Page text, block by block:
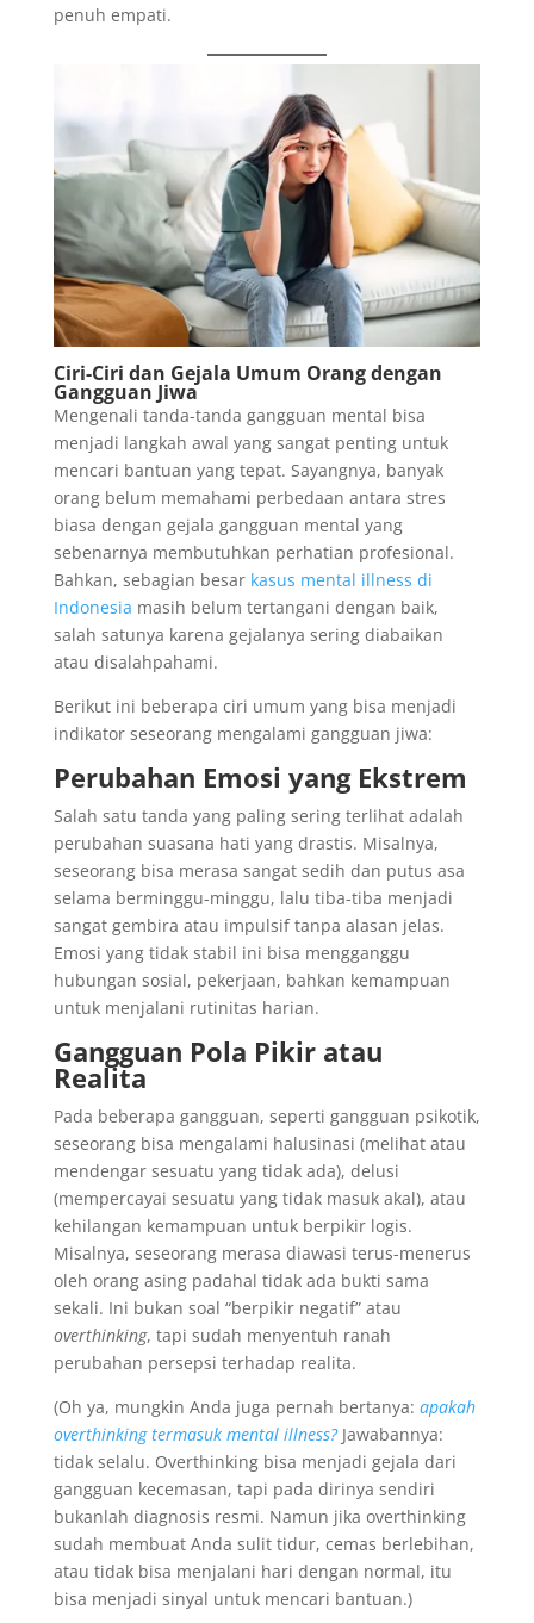
penuh empati.
Ciri-Ciri dan Gejala Umum Orang dengan
Gangguan Jiwa
Mengenali tanda-tanda gangguan mental bisa
menjadi langkah awal yang sangat penting untuk
mencari bantuan yang tepat. Sayangnya, banyak
orang belum memahami perbedaan antara stres
biasa dengan gejala gangguan mental yang
sebenarnya membutuhkan perhatian profesional.
Bahkan, sebagian besar kasus mental illness di
Indonesia masih belum tertangani dengan baik,
salah satunya karena gejalanya sering diabaikan
atau disalahpahami.
Berikut ini beberapa ciri umum yang bisa menjadi
indikator seseorang mengalami gangguan jiwa:
Perubahan Emosi yang Ekstrem
Salah satu tanda yang paling sering terlihat adalah
perubahan suasana hati yang drastis. Misalnya,
seseorang bisa merasa sangat sedih dan putus asa
selama berminggu-minggu, lalu tiba-tiba menjadi
sangat gembira atau impulsif tanpa alasan jelas.
Emosi yang tidak stabil ini bisa mengganggu
hubungan sosial, pekerjaan, bahkan kemampuan
untuk menjalani rutinitas harian.
Gangguan Pola Pikir atau
Realita
Pada beberapa gangguan, seperti gangguan psikotik,
seseorang bisa mengalami halusinasi (melihat atau
mendengar sesuatu yang tidak ada), delusi
(mempercayai sesuatu yang tidak masuk akal), atau
kehilangan kemampuan untuk berpikir logis.
Misalnya, seseorang merasa diawasi terus-menerus
oleh orang asing padahal tidak ada bukti sama
sekali. Ini bukan soal “berpikir negatif” atau
overthinking, tapi sudah menyentuh ranah
perubahan persepsi terhadap realita.
(Oh ya, mungkin Anda juga pernah bertanya: apakah
overthinking termasuk mental illness?Jawabannya:
tidak selalu. Overthinking bisa menjadi gejala dari
gangguan kecemasan, tapi pada dirinya sendiri
bukanlah diagnosis resmi. Namun jika overthinking
sudah membuat Anda sulit tidur, cemas berlebihan,
atau tidak bisa menjalani hari dengan normal, itu
bisa menjadi sinyal untuk mencari bantuan.)